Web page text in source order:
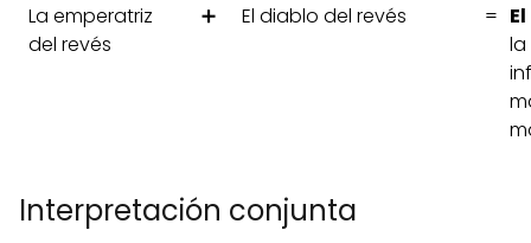
La emperatriz
del revés
➕ El diablo del revés =
Interpretación conjunta